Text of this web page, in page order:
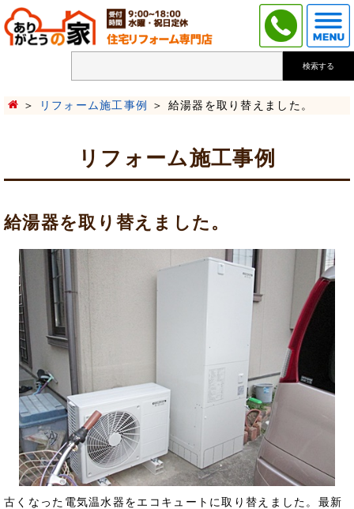
検索する
リフォーム施工事例 給湯器を取り替えました。
リフォーム施工事例
給湯器を取り替えました。
古くなった電気温水器をエコキュートに取り替えました。最新